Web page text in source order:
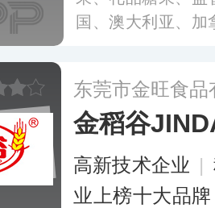
国、澳大利亚、
东莞市金旺食品
金稻谷
高新技术企业 |
业上榜十大品牌